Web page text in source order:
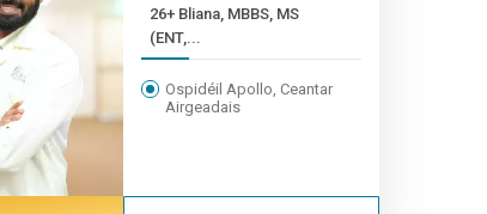
26+ Bliana, MBBS, MS
(ENT,...
Ospidéil Apollo, Ceantar
Airgeadais